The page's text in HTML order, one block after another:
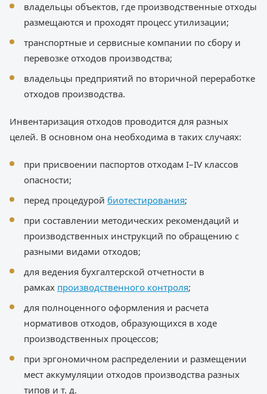
владельцы объектов, где производственные отходы
размещаются и проходят процесс утилизации;
транспортные и сервисные компании по сбору и
перевозке отходов производства;
владельцы предприятий по вторичной переработке
отходов производства.
Инвентаризация отходов проводится для разных
целей. В основном она необходима в таких случаях:
при присвоении паспортов отходам I–IV классов
опасности;
перед процедурой биотестирования;
при составлении методических рекомендаций и
производственных инструкций по обращению с
разными видами отходов;
для ведения бухгалтерской отчетности в
рамках производственного контроля;
для полноценного оформления и расчета
нормативов отходов, образующихся в ходе
производственных процессов;
при эргономичном распределении и размещении
мест аккумуляции отходов производства разных
типов и т. д.